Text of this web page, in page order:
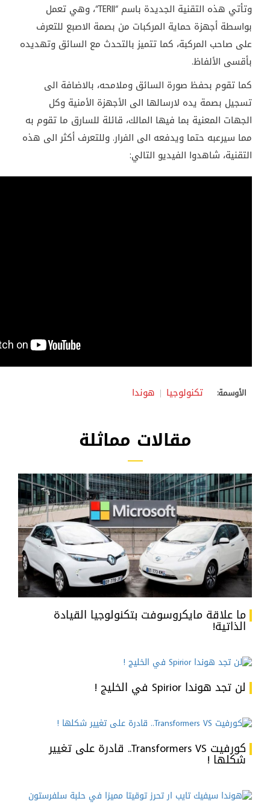
وتأتي هذه التقنية الجديدة باسم “TERII“، وهي تعمل
بواسطة أجهزة حماية المركبات من بصمة الاصبع للتعرف
على صاحب المركبة، كما تتميز بالتحدث مع السائق وتهديده
بأقسى الألفاظ.
كما تقوم بحفظ صورة السائق وملامحه، بالاضافة الى
تسجيل بصمة يده لارسالها الى الأجهزة الأمنية وكل
الجهات المعنية بما فيها المالك، قائلة للسارق ما تقوم به
مما سيرعبه حتما ويدفعه الى الفرار. وللتعرف أكثر الى هذه
التقنية، شاهدوا الفيديو التالي:
الأوسمة: تكنولوجيا هوندا
مقالات مماثلة
ما علاقة مايكروسوفت بتكنولوجيا القيادة
الذاتية!
لن تجد هوندا Spirior في الخليج !
كورفيت Transformers VS.. قادرة على تغيير
شكلها !